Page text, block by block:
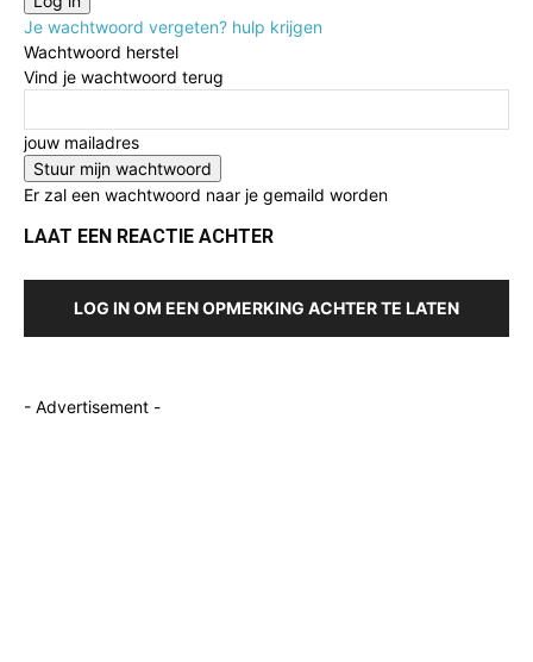
Je wachtwoord vergeten? hulp krijgen
Wachtwoord herstel
Vind je wachtwoord terug
jouw mailadres
Er zal een wachtwoord naar je gemaild worden
LAAT EEN REACTIE ACHTER
LOG IN OM EEN OPMERKING ACHTER TE LATEN
- Advertisement -